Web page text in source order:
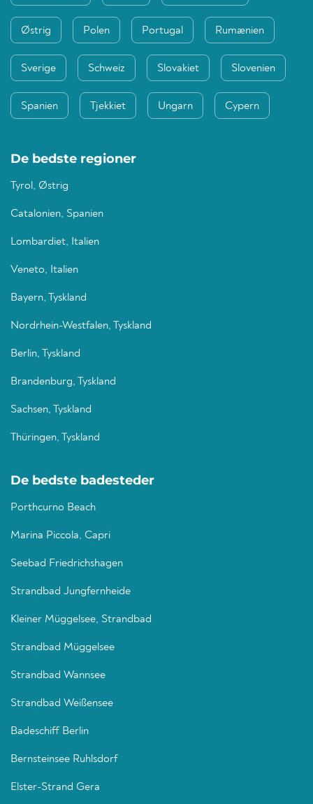
Østrig Polen Portugal Rumænien
Sverige Schweiz Slovakiet Slovenien
Spanien Tjekkiet Ungarn Cypern
De bedste regioner
Tyrol, Østrig
Catalonien, Spanien
Lombardiet, Italien
Veneto, Italien
Bayern, Tyskland
Nordrhein-Westfalen, Tyskland
Berlin, Tyskland
Brandenburg, Tyskland
Sachsen, Tyskland
Thüringen, Tyskland
De bedste badesteder
Porthcurno Beach
Marina Piccola, Capri
Seebad Friedrichshagen
Strandbad Jungfernheide
Kleiner Müggelsee, Strandbad
Strandbad Müggelsee
Strandbad Wannsee
Strandbad Weißensee
Badeschiff Berlin
Bernsteinsee Ruhlsdorf
Elster-Strand Gera